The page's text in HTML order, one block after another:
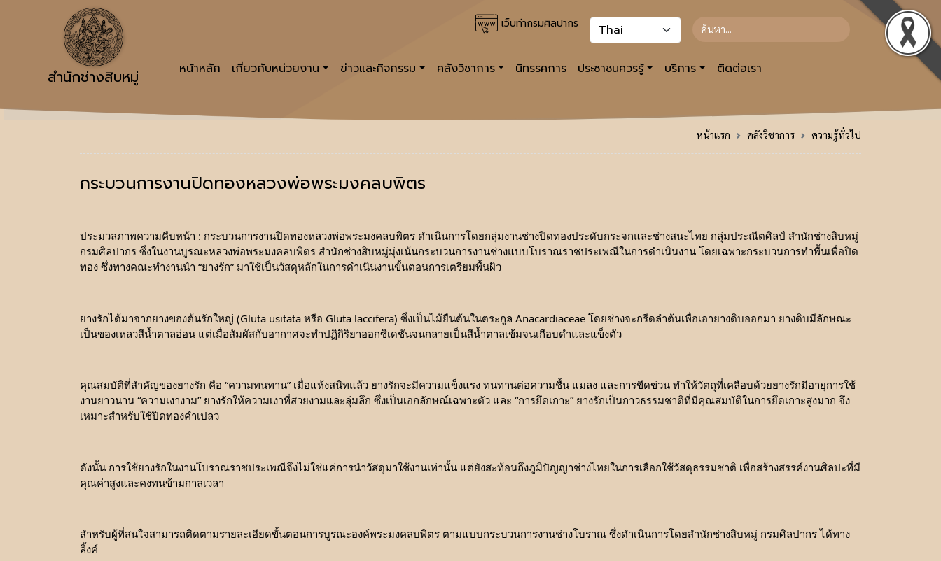
เว็บท่ากรมศิลปากร
สำนักช่างสิบหมู่ หน้าหลัก เกี่ยวกับหน่วยงาน ข่าวและกิจกรรม คลังวิชาการ นิทรรศการ ประชาชนควรรู้ บริการ ติดต่อเรา
หน้าแรก คลังวิชาการ ความรู้ทั่วไป
กระบวนการงานปิดทองหลวงพ่อพระมงคลบพิตร
ประมวลภาพความคืบหน้า : กระบวนการงานปิดทองหลวงพ่อพระมงคลบพิตร ดำเนินการโดยกลุ่มงานช่างปิดทองประดับกระจกและช่างสนะไทย กลุ่มประณีตศิลป์ สำนักช่างสิบหมู่
กรมศิลปากร ซึ่งในงานบูรณะหลวงพ่อพระมงคลบพิตร สำนักช่างสิบหมู่มุ่งเน้นกระบวนการงานช่างแบบโบราณราชประเพณีในการดำเนินงาน โดยเฉพาะกระบวนการทำพื้นเพื่อปิด
ทอง ซึ่งทางคณะทำงานนำ “ยางรัก” มาใช้เป็นวัสดุหลักในการดำเนินงานขั้นตอนการเตรียมพื้นผิว
ยางรักได้มาจากยางของต้นรักใหญ่ (Gluta usitata หรือ Gluta laccifera) ซึ่งเป็นไม้ยืนต้นในตระกูล Anacardiaceae โดยช่างจะกรีดลำต้นเพื่อเอายางดิบออกมา ยางดิบมีลักษณะ
เป็นของเหลวสีน้ำตาลอ่อน แต่เมื่อสัมผัสกับอากาศจะทำปฏิกิริยาออกซิเดชันจนกลายเป็นสีน้ำตาลเข้มจนเกือบดำและแข็งตัว
คุณสมบัติที่สำคัญของยางรัก คือ “ความทนทาน” เมื่อแห้งสนิทแล้ว ยางรักจะมีความแข็งแรง ทนทานต่อความชื้น แมลง และการขีดข่วน ทำให้วัตถุที่เคลือบด้วยยางรักมีอายุการใช้
งานยาวนาน “ความเงางาม” ยางรักให้ความเงาที่สวยงามและลุ่มลึก ซึ่งเป็นเอกลักษณ์เฉพาะตัว และ “การยึดเกาะ” ยางรักเป็นกาวธรรมชาติที่มีคุณสมบัติในการยึดเกาะสูงมาก จึง
เหมาะสำหรับใช้ปิดทองคำเปลว
ดังนั้น การใช้ยางรักในงานโบราณราชประเพณีจึงไม่ใช่แค่การนำวัสดุมาใช้งานเท่านั้น แต่ยังสะท้อนถึงภูมิปัญญาช่างไทยในการเลือกใช้วัสดุธรรมชาติ เพื่อสร้างสรรค์งานศิลปะที่มี
คุณค่าสูงและคงทนข้ามกาลเวลา
สำหรับผู้ที่สนใจสามารถติดตามรายละเอียดขั้นตอนการบูรณะองค์พระมงคลบพิตร ตามแบบกระบวนการงานช่างโบราณ ซึ่งดำเนินการโดยสำนักช่างสิบหมู่ กรมศิลปากร ได้ทาง
ลิ้งค์